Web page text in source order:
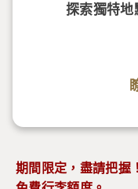
探索獨特地
期間限定，盡請把握